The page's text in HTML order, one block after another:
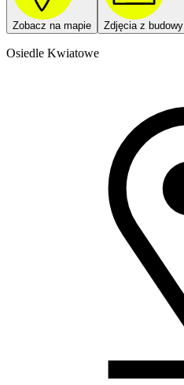
Zobacz na mapie Zdjęcia z budowy
Osiedle Kwiatowe